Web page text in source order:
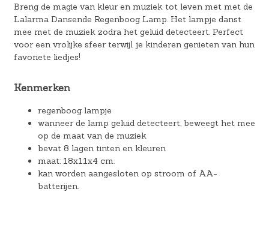
Breng de magie van kleur en muziek tot leven met met de
Lalarma Dansende Regenboog Lamp. Het lampje danst
mee met de muziek zodra het geluid detecteert. Perfect
voor een vrolijke sfeer terwijl je kinderen genieten van hun
favoriete liedjes!
Kenmerken
regenboog lampje
wanneer de lamp geluid detecteert, beweegt het mee
op de maat van de muziek
bevat 8 lagen tinten en kleuren
maat: 18x11x4 cm.
kan worden aangesloten op stroom of AA-
batterijen.